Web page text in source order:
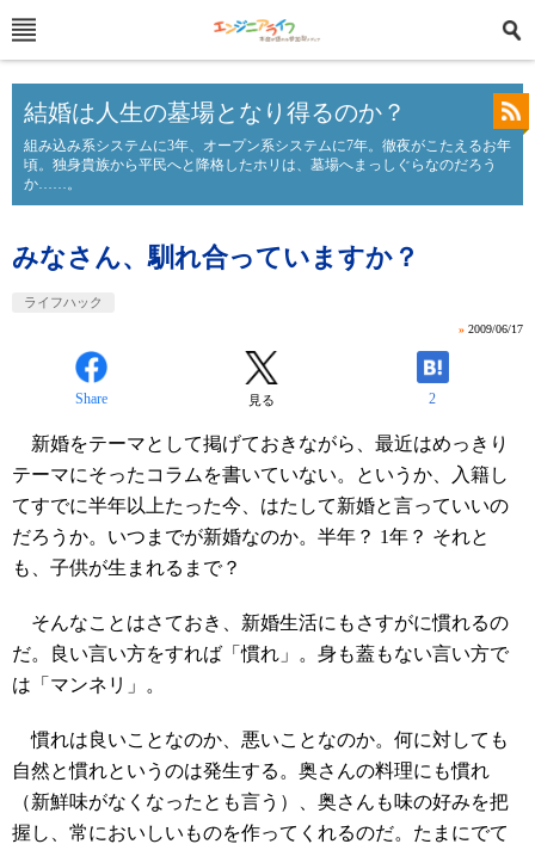
結婚は人生の墓場となり得るのか？
組み込み系システムに3年、オープン系システムに7年。徹夜がこたえるお年
頃。独身貴族から平民へと降格したホリは、墓場へまっしぐらなのだろう
か……。
みなさん、馴れ合っていますか？
ライフハック
» 2009/06/17
Share 見る 2
新婚をテーマとして掲げておきながら、最近はめっきり
テーマにそったコラムを書いていない。というか、入籍し
てすでに半年以上たった今、はたして新婚と言っていいの
だろうか。いつまでが新婚なのか。半年？ 1年？ それと
も、子供が生まれるまで？
そんなことはさておき、新婚生活にもさすがに慣れるの
だ。良い言い方をすれば「慣れ」。身も蓋もない言い方で
は「マンネリ」。
慣れは良いことなのか、悪いことなのか。何に対しても
自然と慣れというのは発生する。奥さんの料理にも慣れ
（新鮮味がなくなったとも言う）、奥さんも味の好みを把
握し、常においしいものを作ってくれるのだ。たまにでて